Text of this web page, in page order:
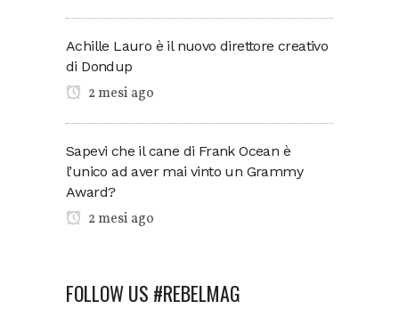
Achille Lauro è il nuovo direttore creativo
di Dondup
2 mesi ago
Sapevi che il cane di Frank Ocean è
l’unico ad aver mai vinto un Grammy
Award?
2 mesi ago
FOLLOW US #REBELMAG